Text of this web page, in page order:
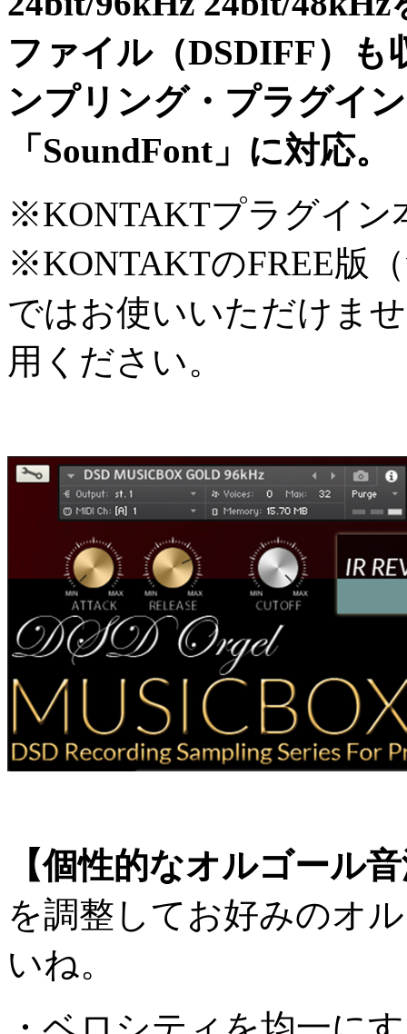
ファイル（DSDIFF）も
ンプリング・プラグイ
「SoundFont」に対応。
※KONTAKTプラグイン
※KONTAKTのFREE版
ではお使いいただけま
用ください。
【個性的なオルゴール
を調整してお好みのオ
いね。